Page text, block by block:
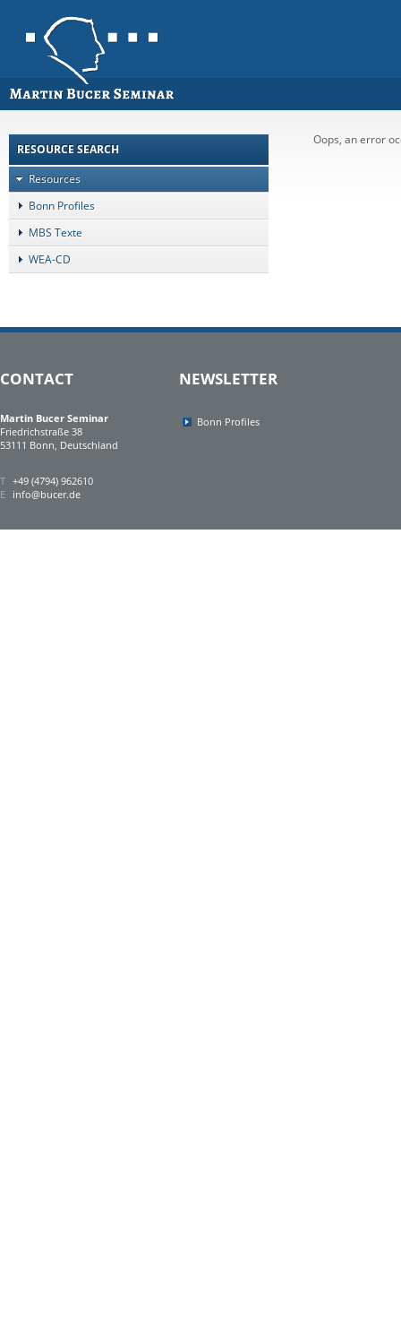
RESOURCE SEARCH
Resources
Bonn Profiles
MBS Texte
WEA-CD
Oops, an error
CONTACT
Martin Bucer Seminar
Friedrichstraße 38
53111 Bonn, Deutschland
T +49 (4794) 962610
E info@bucer.de
NEWSLETTER
Bonn Profiles